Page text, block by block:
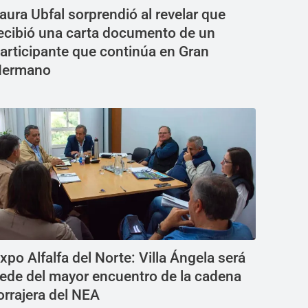
Ubfal sorprendió al revelar que
una carta documento de un
que continúa en Gran
Alfalfa del Norte: Villa Ángela será
del mayor encuentro de la cadena
del NEA